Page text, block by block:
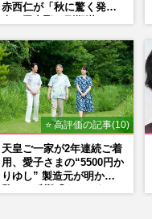
赤西仁が「秋に驚く発
理由
⭐ 高評価の記事(10)
天皇ご一家が2年連続ご着
用、愛子さまの“5500円か
りゆし” 製造元が明かす